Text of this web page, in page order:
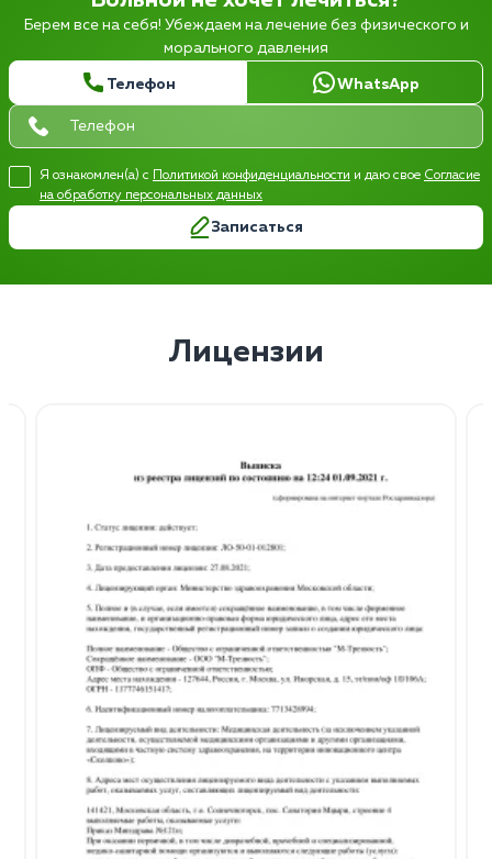
Берем все на себя! Убеждаем на лечение без физического и
морального давления
Телефон WhatsApp
Я ознакомлен(а) с Политикой конфиденциальности и даю свое Согласие
на обработку персональных данных
Записаться
Лицензии